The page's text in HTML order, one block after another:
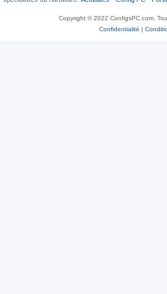
Copyright © 2022 ConfigsPC.com.
Confidentialité |